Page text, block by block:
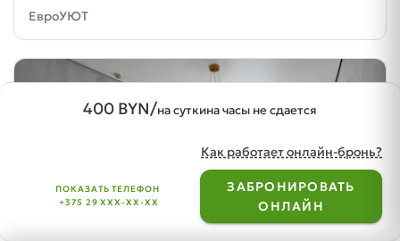
ЕвроУЮТ
400 BYN/на суткина часы не сдается
Как работает онлайн-бронь?
ПОКАЗАТЬ ТЕЛЕФОН
+375 29 XXX-XX-XX
ЗАБРОНИРОВАТЬ
ОНЛАЙН
search
Избранное Вход